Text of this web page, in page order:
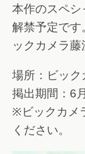
本作のスペシ
解禁予定で
ックカメラ藤
場所：ビック
掲出期間：6
※ビックカメ
ください。